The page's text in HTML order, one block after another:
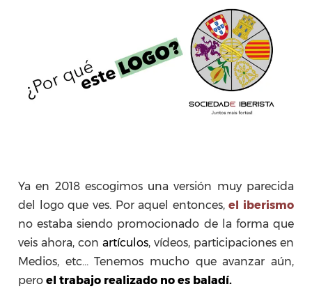
Ya en 2018 escogimos una versión muy parecida
del logo que ves. Por aquel entonces,el iberismo
no estaba siendo promocionado de la forma que
veis ahora, con artículos, vídeos, participaciones en
Medios, etc… Tenemos mucho que avanzar aún,
pero el trabajo realizado no es baladí.